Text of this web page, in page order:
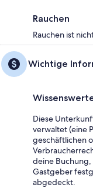
Rauchen
Rauchen ist
Wichtige
Diese
verwaltet (eine
geschäftlichen
deine
Gastgeber
abgedeckt.